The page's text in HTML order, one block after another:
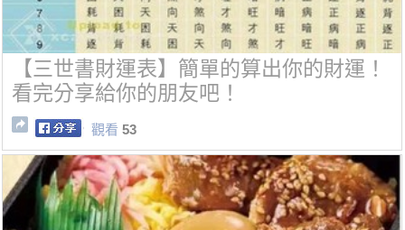
【三世書財運表】簡單的算出你的財運！
看完分享給你的朋友吧！
觀看 53